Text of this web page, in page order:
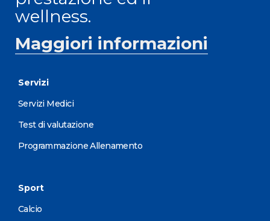
wellness.
Maggiori informazioni
Servizi
Servizi Medici
Test di valutazione
Programmazione Allenamento
Sport
Calcio